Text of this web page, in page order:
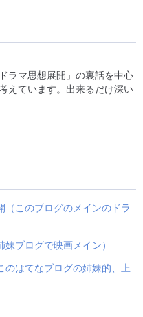
てよかっ
トライにコ
ーン良妻キ
長の椅子は
「耳なし芳
レ』空白12
仙」 ウソダ
ラマ思想展開」の裏話を中心
えています。出来るだけ深い
このブログのメインのドラ
ブログで映画メイン）
のはてなブログの姉妹的、上